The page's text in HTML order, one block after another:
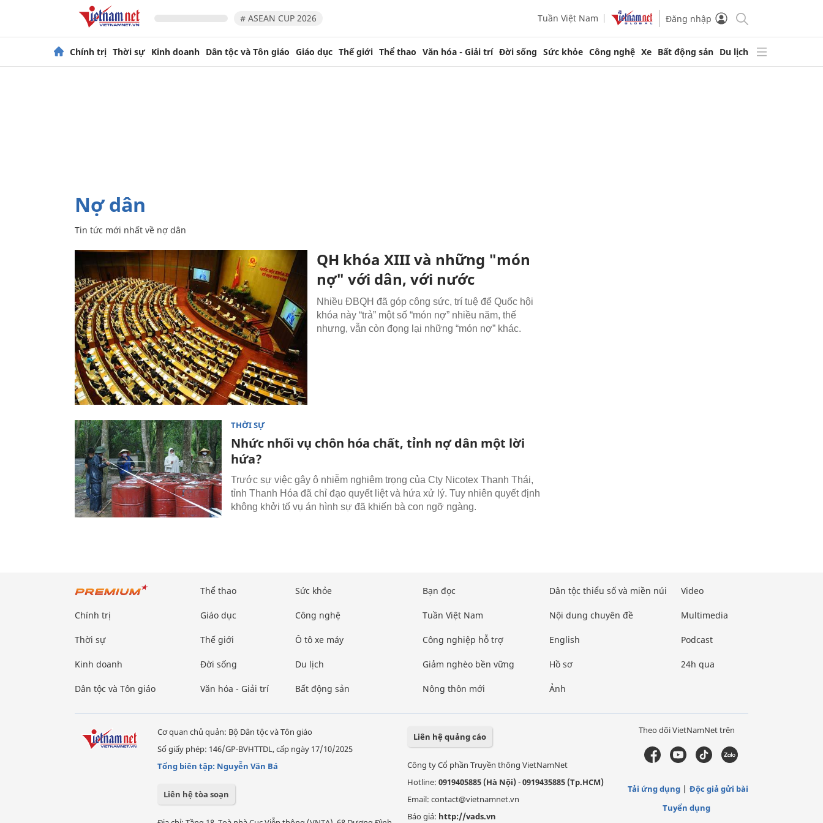
# ASEAN CUP 2026 Tuần Việt Nam Đăng nhập
Chính trị Thời sự Kinh doanh Dân tộc và Tôn giáo Giáo dục Thế giới Thể thao Văn hóa - Giải trí Đời sống Sức khỏe Công nghệ Xe Bất động sản Du lịch
nợ dân
Tin tức mới nhất về nợ dân
QH khóa XIII và những "món
nợ" với dân, với nước
Nhiều ĐBQH đã góp công sức, trí tuệ để Quốc hội
khóa này “trả” một số “món nợ” nhiều năm, thế
nhưng, vẫn còn đọng lại những “món nợ” khác.
THỜI SỰ
Nhức nhối vụ chôn hóa chất, tỉnh nợ dân một lời
hứa?
Trước sự việc gây ô nhiễm nghiêm trọng của Cty Nicotex Thanh Thái,
tỉnh Thanh Hóa đã chỉ đạo quyết liệt và hứa xử lý. Tuy nhiên quyết định
không khởi tố vụ án hình sự đã khiến bà con ngỡ ngàng.
Chính trị
Thời sự
Kinh doanh
Dân tộc và Tôn giáo
Thể thao
Giáo dục
Thế giới
Đời sống
Văn hóa - Giải trí
Sức khỏe
Công nghệ
Ô tô xe máy
Du lịch
Bất động sản
Bạn đọc
Tuần Việt Nam
Công nghiệp hỗ trợ
Giảm nghèo bền vững
Nông thôn mới
Dân tộc thiểu số và miền núi
Nội dung chuyên đề
English
Hồ sơ
Ảnh
Video
Multimedia
Podcast
24h qua
Cơ quan chủ quản: Bộ Dân tộc và Tôn giáo
Số giấy phép: 146/GP-BVHTTDL, cấp ngày 17/10/2025
Tổng biên tập: Nguyễn Văn Bá
Liên hệ tòa soạn
Liên hệ quảng cáo
Công ty Cổ phần Truyền thông VietNamNet
Hotline: 0919405885 (Hà Nội)-0919435885 (Tp.HCM)
Email: contact@vietnamnet.vn
Báo giá: http://vads.vn
Theo dõi VietNamNet trên
Tải ứng dụng
Độc giả gửi bài
Tuyển dụng